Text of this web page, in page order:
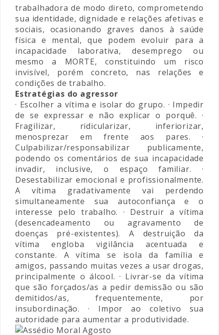
trabalhadora de modo direto, comprometendo
sua identidade, dignidade e relações afetivas e
sociais, ocasionando graves danos à saúde
física e mental, que podem evoluir para a
incapacidade laborativa, desemprego ou
mesmo a MORTE, constituindo um risco
invisível, porém concreto, nas relações e
condições de trabalho.
Estratégias do agressor
· Escolher a vítima e isolar do grupo. · Impedir
de se expressar e não explicar o porquê. ·
Fragilizar, ridicularizar, inferiorizar,
menosprezar em frente aos pares. ·
Culpabilizar/responsabilizar publicamente,
podendo os comentários de sua incapacidade
invadir, inclusive, o espaço familiar. ·
Desestabilizar emocional e profissionalmente.
A vítima gradativamente vai perdendo
simultaneamente sua autoconfiança e o
interesse pelo trabalho. · Destruir a vítima
(desencadeamento ou agravamento de
doenças pré-existentes). A destruição da
vítima engloba vigilância acentuada e
constante. A vítima se isola da família e
amigos, passando muitas vezes a usar drogas,
principalmente o álcool. · Livrar-se da vítima
que são forçados/as a pedir demissão ou são
demitidos/as, frequentemente, por
insubordinação. · Impor ao coletivo sua
autoridade para aumentar a produtividade.